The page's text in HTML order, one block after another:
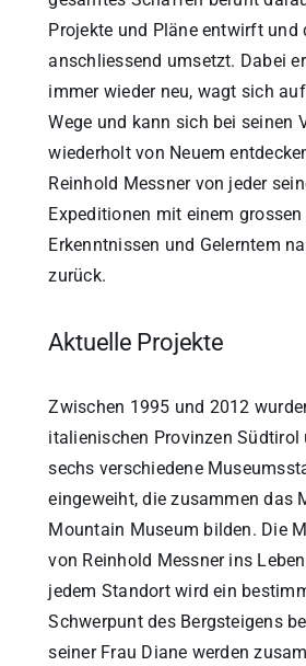
Projekte und Pläne entwirft und
anschliessend umsetzt. Dabei
immer wieder neu, wagt sich
Wege und kann sich bei seinen
wiederholt von Neuem
Reinhold Messner von jeder
Expeditionen mit einem
Erkenntnissen und Gelerntem
zurück.
Aktuelle Projekte
Zwischen 1995 und 2012
italienischen Provinzen Südtirol
sechs verschiedene
eingeweiht, die zusammen das
Mountain Museum bilden. Die
von Reinhold Messner ins
jedem Standort wird ein
Schwerpunt des Bergsteigens
seiner Frau Diane werden